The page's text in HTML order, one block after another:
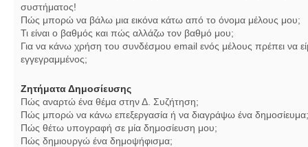
συστήματος!
Πώς μπορώ να βάλω μια εικόνα κάτω από το όνομα μέλους μου;
Τι είναι ο βαθμός και πώς αλλάζω τον βαθμό μου;
Για να κάνω χρήση του συνδέσμου email ενός μέλους πρέπει να
εγγεγραμμένος;
Ζητήματα Δημοσίευσης
Πώς αναρτώ ένα θέμα στην Δ. Συζήτηση;
Πώς μπορώ να κάνω επεξεργασία ή να διαγράψω ένα δημοσίευμα;
Πώς θέτω υπογραφή σε μία δημοσίευση μου;
Πώς δημιουργώ ένα δημοψήφισμα;